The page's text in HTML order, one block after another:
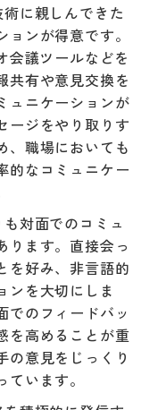
に親しんできた
ンが得意です。
会議ツールなどを
共有や意見交換を
ュニケーションが
ージをやり取りす
、職場においても
的なコミュニケー
対面でのコミュ
ります。直接会っ
を好み、非言語的
ンを大切にしま
でのフィードバッ
を高めることが重
の意見をじっくり
います。